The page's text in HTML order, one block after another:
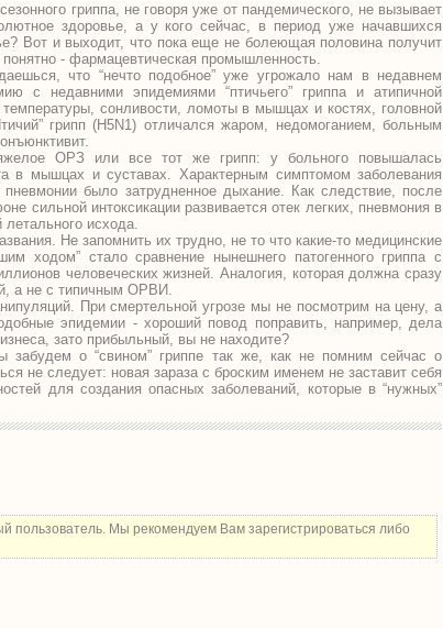
гриппа, не говоря уже от пандемического, не вызывает
здоровье, а у кого сейчас, в период уже начавшихся
Вот и выходит, что пока еще не болеющая половина получит
- фармацевтическая промышленность.
что “нечто подобное” уже угрожало нам в недавнем
недавними эпидемиями “птичьего” гриппа и атипичной
сонливости, ломоты в мышцах и костях, головной
грипп (H5N1) отличался жаром, недомоганием, больным
ОРЗ или все тот же грипп: у больного повышалась
мышцах и суставах. Характерным симптомом заболевания
было затрудненное дыхание. Как следствие, после
сильной интоксикации развивается отек легких, пневмония в
исхода.
Не запомнить их трудно, не то что какие-то медицинские
ходом” стало сравнение нынешнего патогенного гриппа с
человеческих жизней. Аналогия, которая должна сразу
а не с типичным ОРВИ.
При смертельной угрозе мы не посмотрим на цену, а
эпидемии - хороший повод поправить, например, дела
зато прибыльный, вы не находите?
о “свином” гриппе так же, как не помним сейчас о
не следует: новая зараза с броским именем не заставит себя
для создания опасных заболеваний, которые в “нужных”
пользователь. Мы рекомендуем Вам зарегистрироваться либо